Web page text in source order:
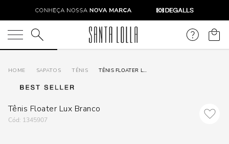
O que você está procurando?
SAPATOS TÊNIS TÊNIS FLOATER LUX BRANCO
Tênis Floater Lux Branco
: 1345907